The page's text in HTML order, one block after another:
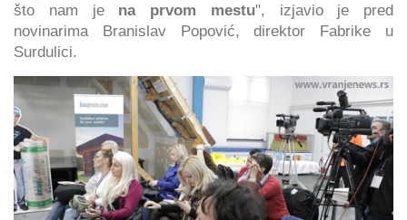
što nam je na prvom mestu", izjavio je pred
novinarima Branislav Popović, direktor Fabrike u
Surdulici.